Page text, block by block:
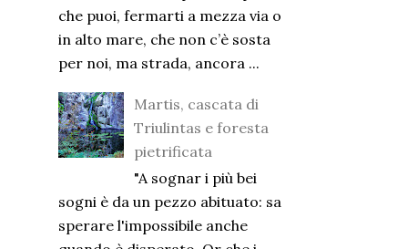
che puoi, fermarti a mezza via o
in alto mare, che non c’è sosta
per noi, ma strada, ancora ...
Martis, cascata di
Triulintas e foresta
pietrificata
"A sognar i più bei
sogni è da un pezzo abituato: sa
sperare l'impossibile anche